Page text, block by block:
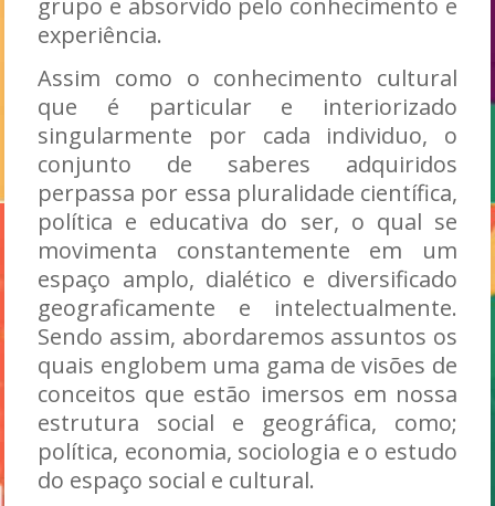
experiência.
Assim como o conhecimento cultural
que é particular e interiorizado
singularmente por cada individuo, o
conjunto de saberes adquiridos
perpassa por essa pluralidade científica,
política e educativa do ser, o qual se
movimenta constantemente em um
espaço amplo, dialético e diversificado
geograficamente e intelectualmente.
Sendo assim, abordaremos assuntos os
quais englobem uma gama de visões de
conceitos que estão imersos em nossa
estrutura social e geográfica, como;
política, economia, sociologia e o estudo
do espaço social e cultural.